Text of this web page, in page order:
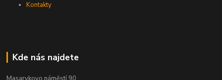
Kontakty
Kde nás najdete